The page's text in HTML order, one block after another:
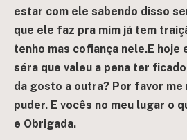
estar com ele sabendo disso
que ele faz pra mim já tem
tenho mas cofiança nele.E hoje
séra que valeu a pena ter
da gosto a outra? Por favor me
puder. E vocês no meu lugar o
e Obrigada.